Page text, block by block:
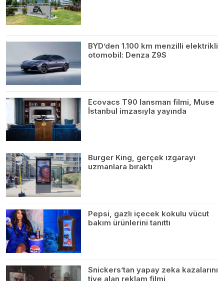
BYD’den 1.100 km menzilli elektrikli
otomobil: Denza Z9S
Ecovacs T90 lansman filmi, Muse
İstanbul imzasıyla yayında
Burger King, gerçek ızgarayı
uzmanlara bıraktı
Pepsi, gazlı içecek kokulu vücut
bakım ürünlerini tanıttı
Snickers’tan yapay zeka kazalarını
tiye alan reklam filmi